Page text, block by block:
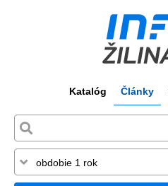
Katalóg Články